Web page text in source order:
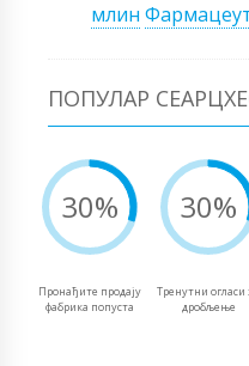
млин
ПОПУЛАР
30%
Пронађите продају
фабрика попуста
30%
Тренутни огласи
дробљење